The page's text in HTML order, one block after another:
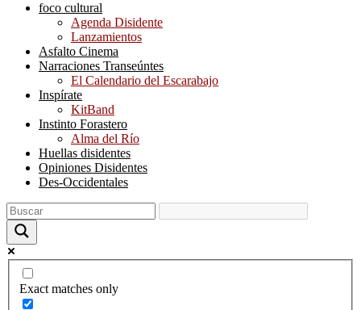
foco cultural
Agenda Disidente
Lanzamientos
Asfalto Cinema
Narraciones Transeúntes
El Calendario del Escarabajo
Inspírate
KitBand
Instinto Forastero
Alma del Río
Huellas disidentes
Opiniones Disidentes
Des-Occidentales
Exact matches only